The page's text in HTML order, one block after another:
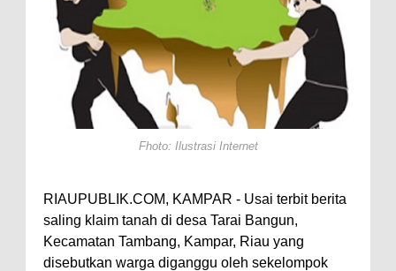
Fhoto: Ilustrasi Internet
RIAUPUBLIK.COM, KAMPAR - Usai terbit berita
saling klaim tanah di desa Tarai Bangun,
Kecamatan Tambang, Kampar, Riau yang
disebutkan warga diganggu oleh sekelompok